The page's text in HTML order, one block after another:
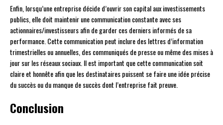
Enfin, lorsqu’une entreprise décide d’ouvrir son capital aux investissements
publics, elle doit maintenir une communication constante avec ses
actionnaires/investisseurs afin de garder ces derniers informés de sa
performance. Cette communication peut inclure des lettres d’information
trimestrielles ou annuelles, des communiqués de presse ou même des mises à
jour sur les réseaux sociaux. Il est important que cette communication soit
claire et honnête afin que les destinataires puissent se faire une idée précise
du succès ou du manque de succès dont l’entreprise fait preuve.
Conclusion